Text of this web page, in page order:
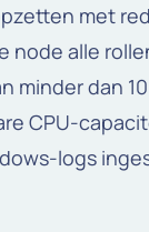
met
node alle
minder dan
CPU-
logs